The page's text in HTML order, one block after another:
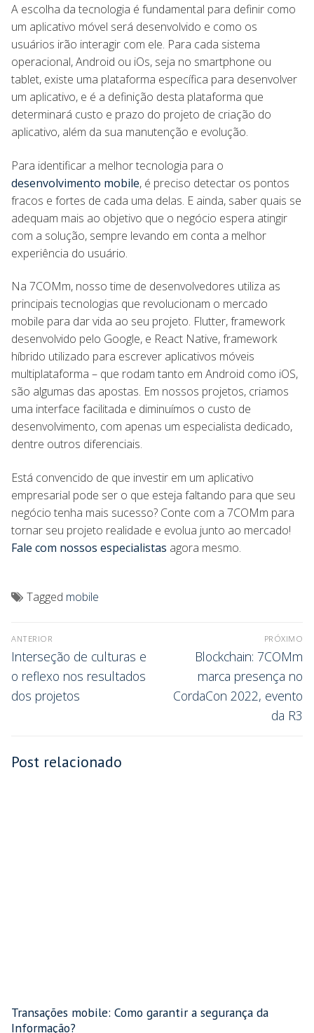
A escolha da tecnologia é fundamental para definir como
um aplicativo móvel será desenvolvido e como os
usuários irão interagir com ele. Para cada sistema
operacional, Android ou iOs, seja no smartphone ou
tablet, existe uma plataforma específica para desenvolver
um aplicativo, e é a definição desta plataforma que
determinará custo e prazo do projeto de criação do
aplicativo, além da sua manutenção e evolução.
Para identificar a melhor tecnologia para o
desenvolvimento mobile, é preciso detectar os pontos
fracos e fortes de cada uma delas. E ainda, saber quais se
adequam mais ao objetivo que o negócio espera atingir
com a solução, sempre levando em conta a melhor
experiência do usuário.
Na 7COMm, nosso time de desenvolvedores utiliza as
principais tecnologias que revolucionam o mercado
mobile para dar vida ao seu projeto. Flutter, framework
desenvolvido pelo Google, e React Native, framework
híbrido utilizado para escrever aplicativos móveis
multiplataforma – que rodam tanto em Android como iOS,
são algumas das apostas. Em nossos projetos, criamos
uma interface facilitada e diminuímos o custo de
desenvolvimento, com apenas um especialista dedicado,
dentre outros diferenciais.
Está convencido de que investir em um aplicativo
empresarial pode ser o que esteja faltando para que seu
negócio tenha mais sucesso? Conte com a 7COMm para
tornar seu projeto realidade e evolua junto ao mercado!
Fale com nossos especialistas agora mesmo.
Tagged mobile
ANTERIOR
Interseção de culturas e
o reflexo nos resultados
dos projetos
PRÓXIMO
Blockchain: 7COMm
marca presença no
CordaCon 2022, evento
da R3
Post relacionado
Transações mobile: Como garantir a segurança da
Informação?